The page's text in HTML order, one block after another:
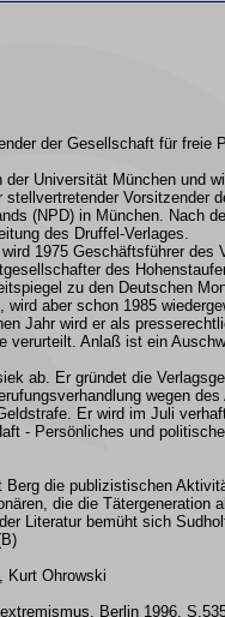
der Gesellschaft für freie
Universität München und
Vorsitzender
(NPD) in München. Nach
des Druffel-Verlages.
1975 Geschäftsführer des
des
zu den Deutschen
aber schon 1985
Jahr wird er als
verurteilt. Anlaß ist ein
ab. Er gründet die
wegen des
Er wird im Juli
- Persönliches und
die publizistischen
die die Tätergeneration
Literatur bemüht sich
Kurt Ohrowski
, Berlin 1996,